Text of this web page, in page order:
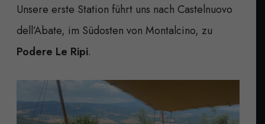
Unsere erste Station führt uns nach Castelnuovo
dell’Abate, im Südosten von Montalcino, zu
Podere Le Ripi.